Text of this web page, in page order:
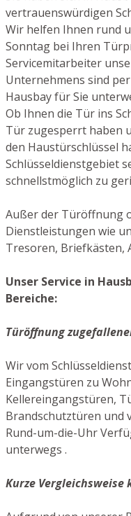
vertrauenswürdigen
Wir helfen Ihnen rund
Sonntag bei Ihren
Servicemitarbeiter
Unternehmens sind
Hausbay für Sie
Ob Ihnen die Tür ins
Tür zugesperrt haben
den Haustürschlüssel
Schlüsseldienstgebiet
schnellstmöglich zu
Außer der Türöffnung
Dienstleistungen wie
Tresoren, Briefkästen,
Unser Service in
Bereiche:
Türöffnung
Wir vom
Eingangstüren zu
Kellereingangstüren,
Brandschutztüren und
Rund-um-die-Uhr
unterwegs .
Kurze Vergleichsweise